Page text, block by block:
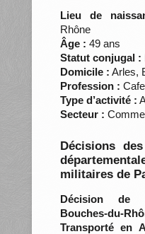
Lieu de
Rhône
Âge : 49 ans
Statut conjugal :
Domicile : Arles,
Profession :
Type d’activité :
Secteur :
Décisions
militaires de
Décision de
Bouches-du-
Transporté en